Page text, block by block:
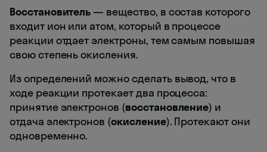
Восстановитель — вещество, в состав которого
входит ион или атом, который в процессе
реакции отдает электроны, тем самым повышая
свою степень окисления.
Из определений можно сделать вывод, что в
ходе реакции протекает два процесса:
принятие электронов (восстановление) и
отдача электронов (окисление). Протекают они
одновременно.